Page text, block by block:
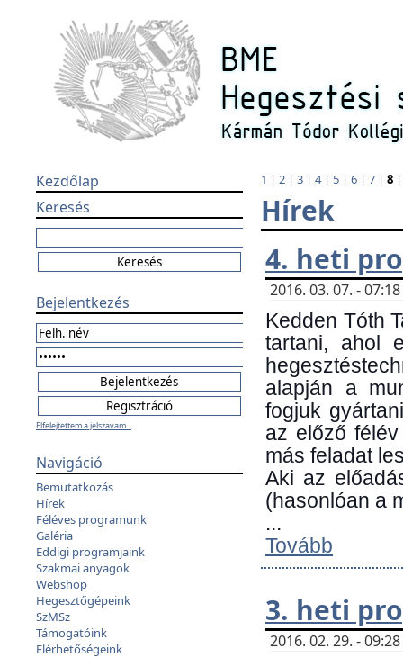
Kezdőlap
Keresés
Bejelentkezés
Elfelejtettem a jelszavam...
Navigáció
Bemutatkozás
Hírek
Féléves programunk
Galéria
Eddigi programjaink
Szakmai anyagok
Webshop
Hegesztőgépeink
SzMSz
Támogatóink
Elérhetőségeink
1 | 2 | 3 | 4| 5 | 6 | 7 | 8
Hírek
4. heti
2016. 03. 07. -
Kedden Tóth
tartani, ahol
alapján a
fogjuk
az előző
más feladat
Aki az
(hasonlóan a
...
Tovább
3. heti
2016. 02. 29. -